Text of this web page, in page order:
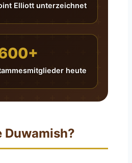
Elliott unterzeichnet
heute
Duwamish?